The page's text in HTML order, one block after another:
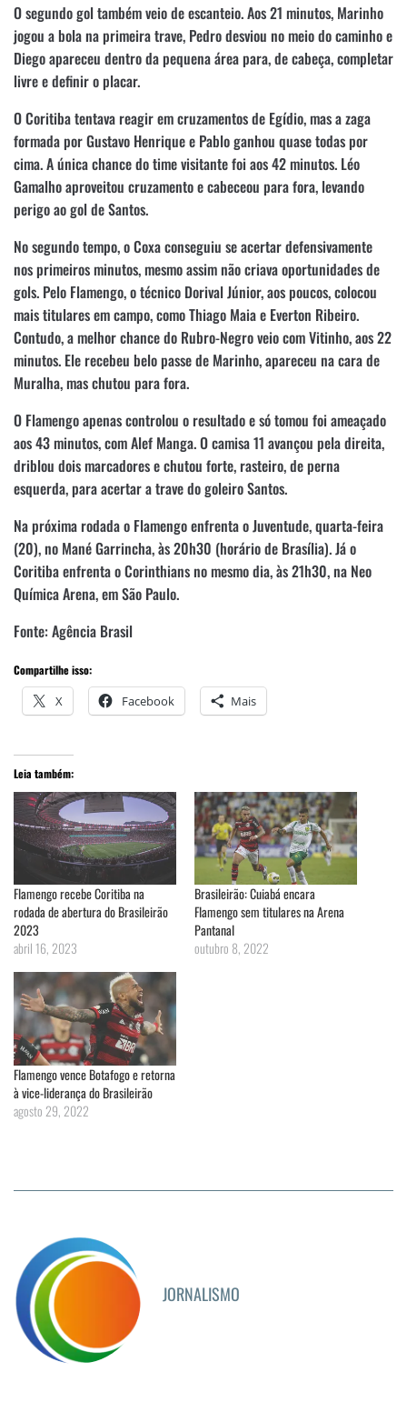
O segundo gol também veio de escanteio. Aos 21 minutos, Marinho
jogou a bola na primeira trave, Pedro desviou no meio do caminho e
Diego apareceu dentro da pequena área para, de cabeça, completar
livre e definir o placar.
O Coritiba tentava reagir em cruzamentos de Egídio, mas a zaga
formada por Gustavo Henrique e Pablo ganhou quase todas por
cima. A única chance do time visitante foi aos 42 minutos. Léo
Gamalho aproveitou cruzamento e cabeceou para fora, levando
perigo ao gol de Santos.
No segundo tempo, o Coxa conseguiu se acertar defensivamente
nos primeiros minutos, mesmo assim não criava oportunidades de
gols. Pelo Flamengo, o técnico Dorival Júnior, aos poucos, colocou
mais titulares em campo, como Thiago Maia e Everton Ribeiro.
Contudo, a melhor chance do Rubro-Negro veio com Vitinho, aos 22
minutos. Ele recebeu belo passe de Marinho, apareceu na cara de
Muralha, mas chutou para fora.
O Flamengo apenas controlou o resultado e só tomou foi ameaçado
aos 43 minutos, com Alef Manga. O camisa 11 avançou pela direita,
driblou dois marcadores e chutou forte, rasteiro, de perna
esquerda, para acertar a trave do goleiro Santos.
Na próxima rodada o Flamengo enfrenta o Juventude, quarta-feira
(20), no Mané Garrincha, às 20h30 (horário de Brasília). Já o
Coritiba enfrenta o Corinthians no mesmo dia, às 21h30, na Neo
Química Arena, em São Paulo.
Fonte: Agência Brasil
Compartilhe isso:
X Facebook Mais
Leia também:
Flamengo recebe Coritiba na
rodada de abertura do Brasileirão
2023
abril 16, 2023
Brasileirão: Cuiabá encara
Flamengo sem titulares na Arena
Pantanal
outubro 8, 2022
Flamengo vence Botafogo e retorna
à vice-liderança do Brasileirão
agosto 29, 2022
JORNALISMO